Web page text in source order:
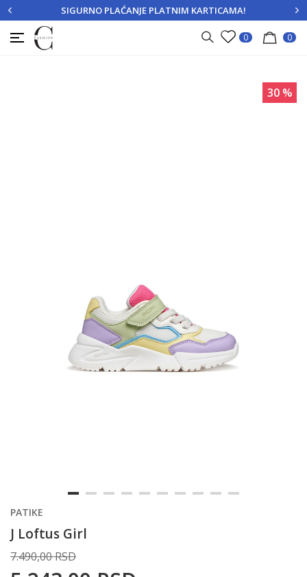
PRIJAVITE SE REGISTRUJTE SE
SIGURNO PLAĆANJE PLATNIM KARTICAMA!
0 0
30 %
PATIKE
J Loftus Girl
7.490,00RSD